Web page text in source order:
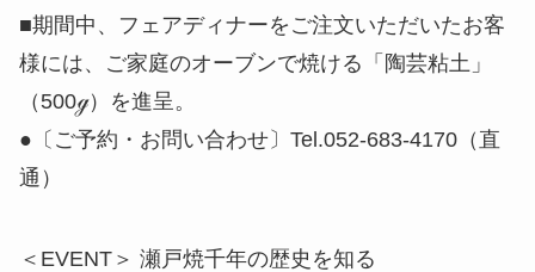
■期間中、フェアディナーをご注文いただいたお客
様には、ご家庭のオーブンで焼ける「陶芸粘土」
（500ℊ）を進呈。
●〔ご予約・お問い合わせ〕Tel.052-683-4170（直
通）
＜EVENT＞ 瀬戸焼千年の歴史を知る